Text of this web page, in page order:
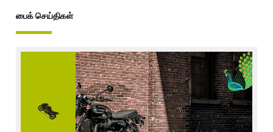
பைக் செய்திகள்